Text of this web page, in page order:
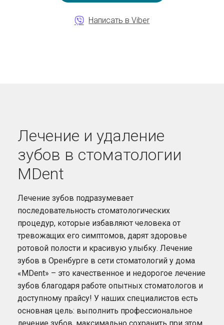
Написать в Viber
Лечение и удаление
зубов в стоматологии
MDent
Лечение зубов подразумевает
последовательность стоматологических
процедур, которые избавляют человека от
тревожащих его симптомов, дарят здоровье
ротовой полости и красивую улыбку. Лечение
зубов в Оренбурге в сети стоматологий у дома
«MDent» – это качественное и недорогое лечение
зубов благодаря работе опытных стоматологов и
доступному прайсу! У наших специалистов есть
основная цель: выполнить профессиональное